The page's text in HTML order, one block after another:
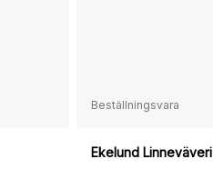
Beställningsvara
Ekelund Linneväveri